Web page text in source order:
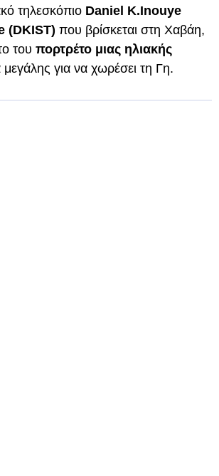
τηλεσκόπιο Daniel K.Inouye
(DKIST) που βρίσκεται στη Χαβάη,
του πορτρέτο μιας ηλιακής
μεγάλης για να χωρέσει τη Γη.